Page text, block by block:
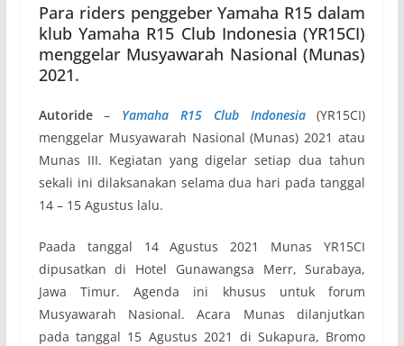
Para riders penggeber Yamaha R15 dalam
klub Yamaha R15 Club Indonesia (YR15CI)
menggelar Musyawarah Nasional (Munas)
2021.
Autoride– Yamaha R15 Club Indonesia(YR15CI)
menggelar Musyawarah Nasional (Munas) 2021 atau
Munas III. Kegiatan yang digelar setiap dua tahun
sekali ini dilaksanakan selama dua hari pada tanggal
14 – 15 Agustus lalu.
Paada tanggal 14 Agustus 2021 Munas YR15CI
dipusatkan di Hotel Gunawangsa Merr, Surabaya,
Jawa Timur. Agenda ini khusus untuk forum
Musyawarah Nasional. Acara Munas dilanjutkan
pada tanggal 15 Agustus 2021 di Sukapura, Bromo